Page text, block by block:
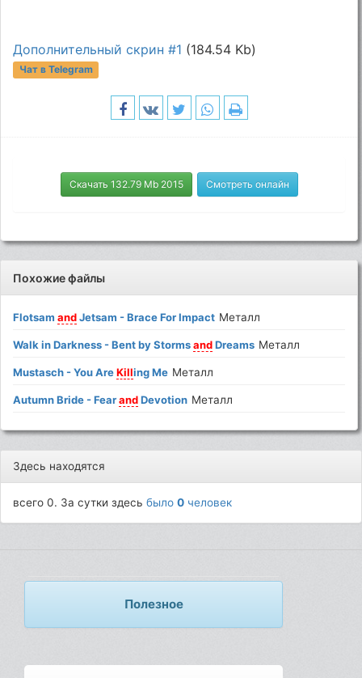
Дополнительный скрин #1 (184.54 Kb)
Чат в Telegram
Скачать 132.79 Mb 2015 Смотреть онлайн
Похожие файлы
FlotsamandJetsam - Brace For Impact Металл
Walk in Darkness - Bent by StormsandDreams Металл
Mustasch - You AreKilling Me Металл
Autumn Bride - FearandDevotion Металл
Здесь находятся
всего 0. За сутки здесьбыло0 человек
Полезное